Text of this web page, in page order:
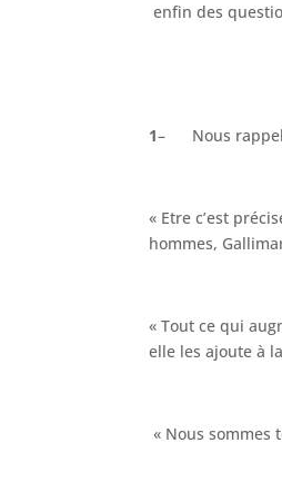
enfin des
1– Nous
« Etre c’est
hommes,
« Tout ce qui
elle les ajoute à
« Nous sommes